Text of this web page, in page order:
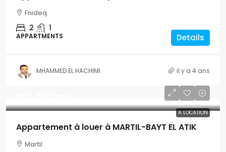
Fnideq
2 1
APPARTMENTS Details
MHAMMED EL HACHIMI il y a 4 ans
A LOCATION
Appartement à louer à MARTIL-BAYT EL ATIK
Martil